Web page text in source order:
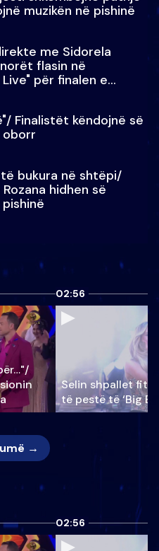
muzikën në pishinë
me Sidorela
flasin në
për finalen e
Finalistët këndojnë së
oborr
bukura në shtëpi/
hidhen së
02:56
Selin shpallet
të pestë të ‘Big
→
02:56